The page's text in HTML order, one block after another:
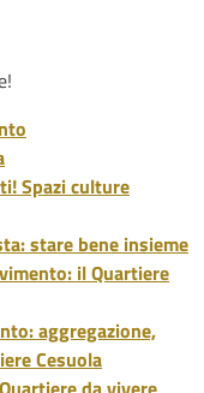
Spazi culture
stare bene insieme
il Quartiere
aggregazione,
Cesuola